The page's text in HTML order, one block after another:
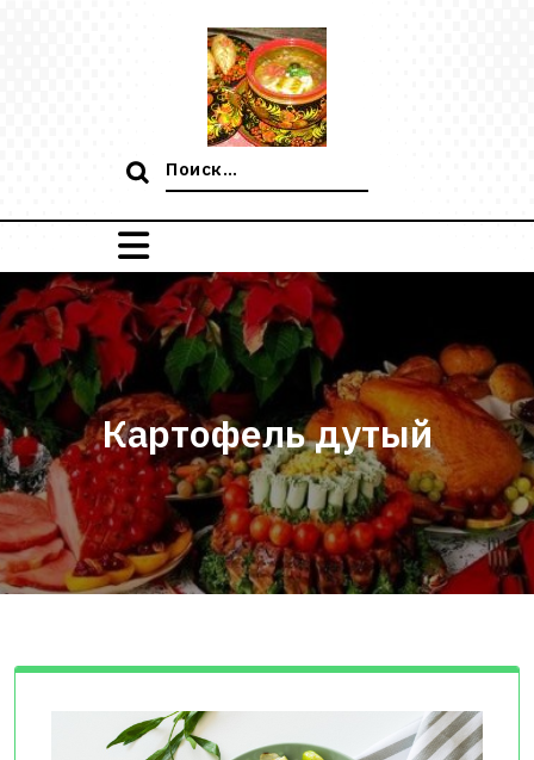
Поиск:
Картофель дутый